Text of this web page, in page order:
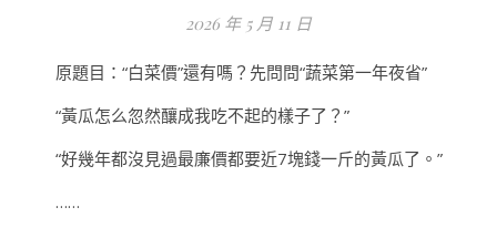
2026 年 5 月 11 日
原題目：“白菜價”還有嗎？先問問“蔬菜第一年夜省”
“黃瓜怎么忽然釀成我吃不起的樣子了？”
“好幾年都沒見過最廉價都要近7塊錢一斤的黃瓜了。”
……